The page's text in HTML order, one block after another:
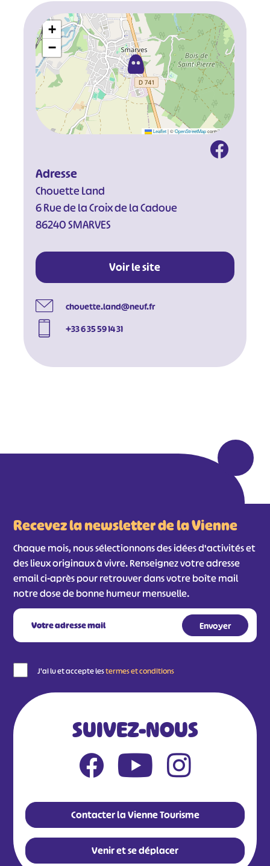
+
−
Leaflet |©OpenStreetMapcontributors
Adresse
Chouette Land
6 Rue de la Croix de la Cadoue
86240 SMARVES
Voir le site
chouette.land@neuf.fr
+33 6 35 59 14 31
Recevez la newsletter de la Vienne
Chaque mois, nous sélectionnons des idées d'activités et
des lieux originaux à vivre. Renseignez votre adresse
email ci-après pour retrouver dans votre boîte mail
notre dose de bonne humeur mensuelle.
J'ai lu et accepte lestermes et conditions
SUIVEZ-NOUS
Contacter la Vienne Tourisme
Venir et se déplacer
#
#
#